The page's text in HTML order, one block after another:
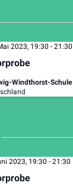
2023, 19:30 - 21:30
Windthorst-Schule
2023, 19:30 - 21:30